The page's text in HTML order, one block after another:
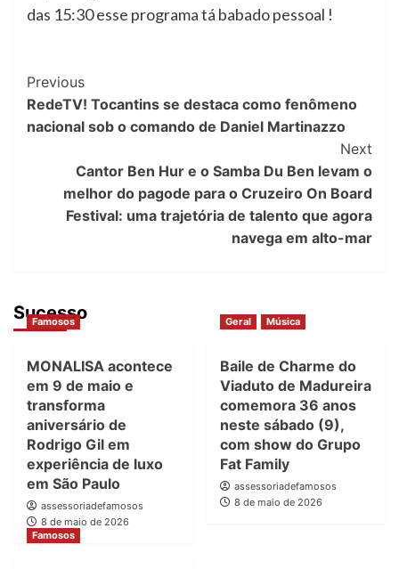
das 15:30 esse programa tá babado pessoal !
Previous
RedeTV! Tocantins se destaca como fenômeno
nacional sob o comando de Daniel Martinazzo
Next
Cantor Ben Hur e o Samba Du Ben levam o
melhor do pagode para o Cruzeiro On Board
Festival: uma trajetória de talento que agora
navega em alto-mar
Sucesso
Famosos
MONALISA acontece
em 9 de maio e
transforma
aniversário de
Rodrigo Gil em
experiência de luxo
em São Paulo
assessoriadefamosos
8 de maio de 2026
Geral Música
Baile de Charme do
Viaduto de Madureira
comemora 36 anos
neste sábado (9),
com show do Grupo
Fat Family
assessoriadefamosos
8 de maio de 2026
Famosos